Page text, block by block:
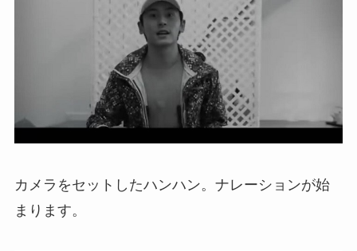
カメラをセットしたハンハン。ナレーションが始
まります。